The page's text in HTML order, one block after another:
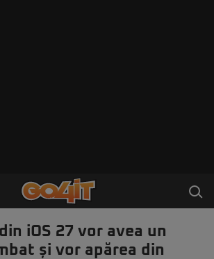
iOS 27 vor avea un
și vor apărea din